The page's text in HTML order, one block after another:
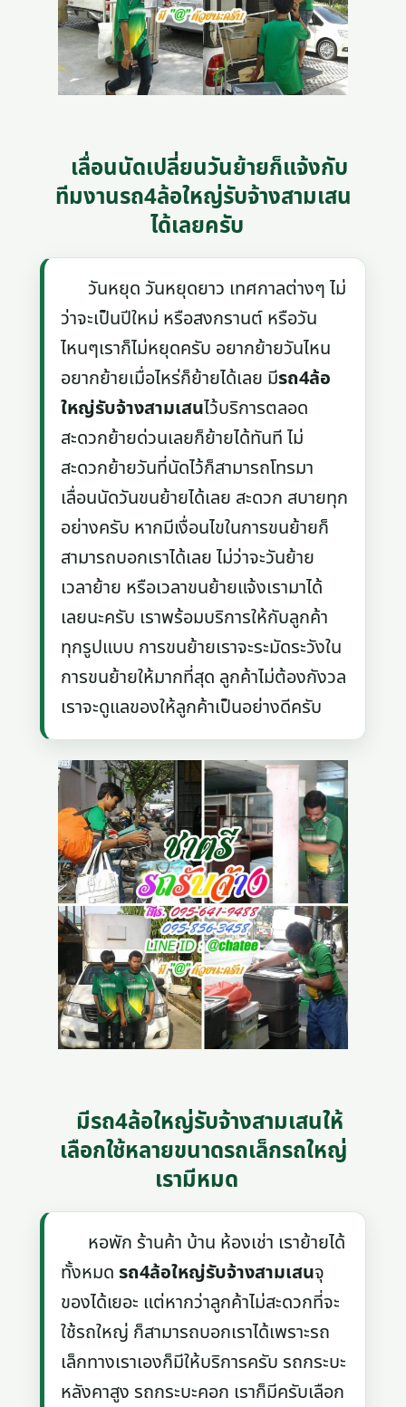
เลื่อนนัดเปลี่ยนวันย้ายก็แจ้งกับ
ทีมงานรถ4ล้อใหญ่รับจ้างสามเสน
ได้เลยครับ
วันหยุด วันหยุดยาว เทศกาลต่างๆ ไม่
ว่าจะเป็นปีใหม่ หรือสงกรานต์ หรือวัน
ไหนๆเราก็ไม่หยุดครับ อยากย้ายวันไหน
อยากย้ายเมื่อไหร่ก็ย้ายได้เลย มีรถ4ล้อ
ใหญ่รับจ้างสามเสนไว้บริการตลอด
สะดวกย้ายด่วนเลยก็ย้ายได้ทันที ไม่
สะดวกย้ายวันที่นัดไว้ก็สามารถโทรมา
เลื่อนนัดวันขนย้ายได้เลย สะดวก สบายทุก
อย่างครับ หากมีเงื่อนไขในการขนย้ายก็
สามารถบอกเราได้เลย ไม่ว่าจะวันย้าย
เวลาย้าย หรือเวลาขนย้ายแจ้งเรามาได้
เลยนะครับ เราพร้อมบริการให้กับลูกค้า
ทุกรูปแบบ การขนย้ายเราจะระมัดระวังใน
การขนย้ายให้มากที่สุด ลูกค้าไม่ต้องกังวล
เราจะดูแลของให้ลูกค้าเป็นอย่างดีครับ
มีรถ4ล้อใหญ่รับจ้างสามเสนให้
เลือกใช้หลายขนาดรถเล็กรถใหญ่
เรามีหมด
หอพัก ร้านค้า บ้าน ห้องเช่า เราย้ายได้
ทั้งหมดรถ4ล้อใหญ่รับจ้างสามเสนจุ
ของได้เยอะ แต่หากว่าลูกค้าไม่สะดวกที่จะ
ใช้รถใหญ่ ก็สามารถบอกเราได้เพราะรถ
เล็กทางเราเองก็มีให้บริการครับ รถกระบะ
หลังคาสูง รถกระบะคอก เราก็มีครับเลือก